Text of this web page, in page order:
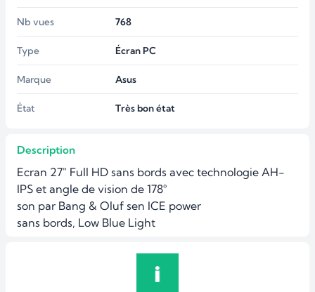
Nb vues 768
Type Écran PC
Marque Asus
État Très bon état
Description
Ecran 27" Full HD sans bords avec technologie AH-
IPS et angle de vision de 178°
son par Bang & Oluf sen ICE power
sans bords, Low Blue Light